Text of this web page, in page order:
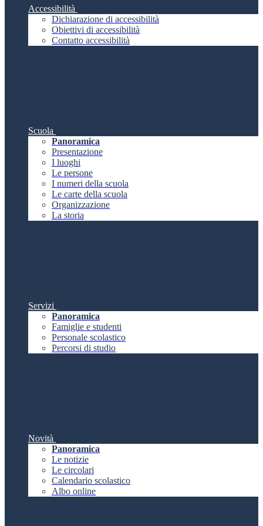
Accessibilità
Dichiarazione di accessibilità
Obiettivi di accessibilità
Contatto accessibilità
Scuola
Panoramica
Presentazione
I luoghi
Le persone
I numeri della scuola
Le carte della scuola
Organizzazione
La storia
Servizi
Panoramica
Famiglie e studenti
Personale scolastico
Percorsi di studio
Novità
Panoramica
Le notizie
Le circolari
Calendario scolastico
Albo online